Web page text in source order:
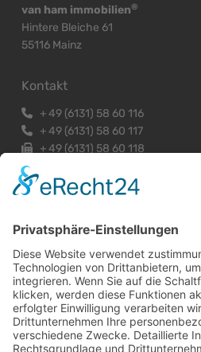
van ham immobilien®
Hintere Bleiche 61
55116 Mainz
Kontakt
+49 (6131) 58 60 116
+49 (6131) 58 60 117
+49 (6131) 58 60 118